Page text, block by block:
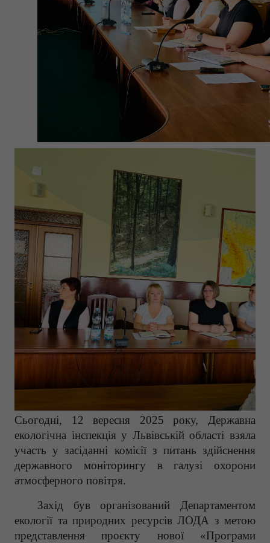
Сьогодні, 12 вересня 2025 року, Державна
екологічна інспекція у Львівській області взяла
участь у засіданні комісії з питань здійснення
державного моніторингу в галузі охорони
атмосферного повітря.
Захід був організований Департаментом
екології та природних ресурсів ЛОДА з метою
представлення проєкту нової «Програми